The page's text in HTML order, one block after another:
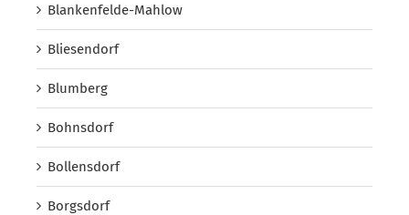
Blankenfelde-Mahlow
Bliesendorf
Blumberg
Bohnsdorf
Bollensdorf
Borgsdorf